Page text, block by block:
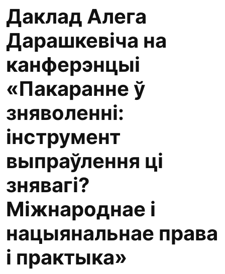
Даклад Алега
Дарашкевіча на
канферэнцыі
«Пакаранне ў
зняволенні:
інструмент
выпраўлення ці
знявагі?
Міжнароднае і
нацыянальнае права
і практыка»